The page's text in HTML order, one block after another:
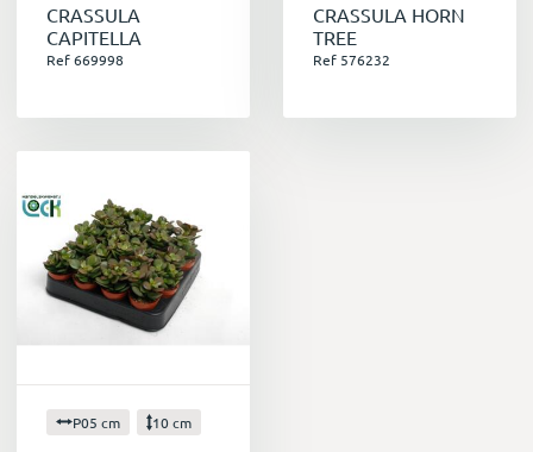
CRASSULA
CAPITELLA
Ref 669998
CRASSULA HORN
TREE
Ref 576232
P05 cm 10 cm